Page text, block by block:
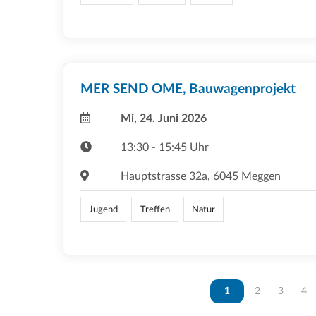
MER SEND OME, Bauwagenprojekt
Mi, 24. Juni 2026
13:30 - 15:45 Uhr
Hauptstrasse 32a, 6045 Meggen
Jugend Treffen Natur
Vous êtes sur la page
1 Vous êtes sur
2 Vous
3 4